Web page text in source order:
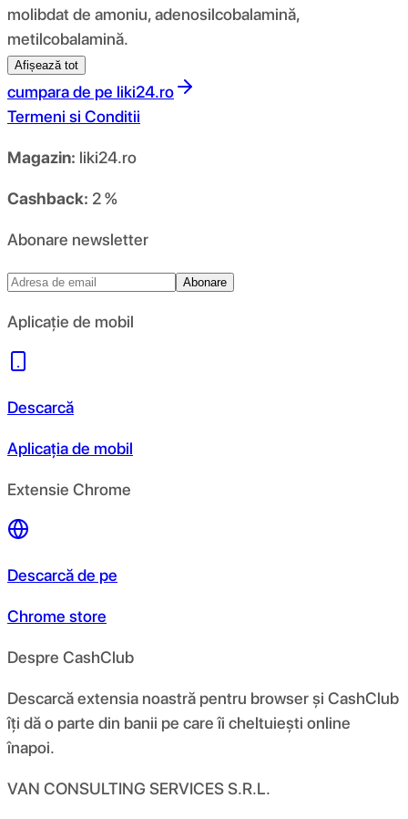
molibdat de amoniu, adenosilcobalamină,
metilcobalamină.
Afișează tot
cumpara de pe liki24.ro
Termeni si Conditii
Magazin: liki24.ro
Cashback: 2 %
Abonare newsletter
Abonare
Aplicație de mobil
Descarcă
Aplicația de mobil
Extensie Chrome
Descarcă de pe
Chrome store
Despre CashClub
Descarcă extensia noastră pentru browser și CashClub
îți dă o parte din banii pe care îi cheltuiești online
înapoi.
VAN CONSULTING SERVICES S.R.L.